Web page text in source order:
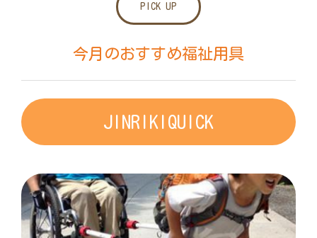
PICK UP
今月のおすすめ福祉用具
JINRIKIQUICK